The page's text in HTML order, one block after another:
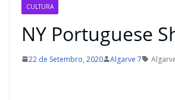
CULTURA
NY Portuguese
22 de Setembro, 2020 Algarve 7